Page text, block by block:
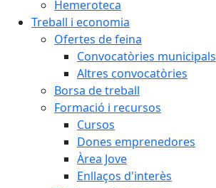
Hemeroteca
Treball i economia
Ofertes de feina
Convocatòries municipals
Altres convocatòries
Borsa de treball
Formació i recursos
Cursos
Dones emprenedores
Àrea Jove
Enllaços d'interès